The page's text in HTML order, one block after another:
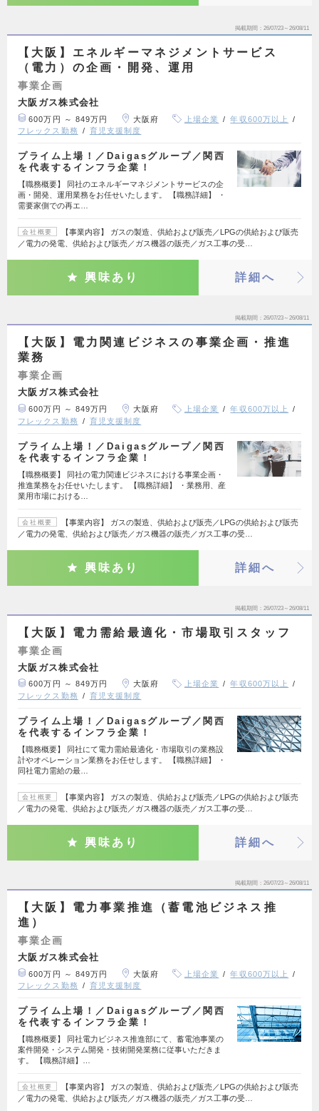
掲載期間 26/07/23～26/08/11
【大阪】エネルギーマネジメントサービス
（電力）の企画・開発、運用
事業企画
大阪ガス株式会社
600万円 ～ 849万円 大阪府 上場企業
年収600万以上
フレックス勤務
育児支援制度
プライム上場！／Daigasグループ／関西
を代表するインフラ企業！
【職務概要】 同社のエネルギーマネジメントサービスの企
画・開発、運用業務をお任せいたします。 【職務詳細】 ・
需要家側での再エ…
会社概要
【事業内容】 ガスの製造、供給および販売／LPGの供給および販売
／電力の発電、供給および販売／ガス機器の販売／ガス工事の受…
興味あり 詳細へ
掲載期間 26/07/23～26/08/11
【大阪】電力関連ビジネスの事業企画・推進
業務
事業企画
大阪ガス株式会社
600万円 ～ 849万円 大阪府 上場企業
年収600万以上
フレックス勤務
育児支援制度
プライム上場！／Daigasグループ／関西
を代表するインフラ企業！
【職務概要】 同社の電力関連ビジネスにおける事業企画・
推進業務をお任せいたします。 【職務詳細】 ・業務用、産
業用市場における…
会社概要
【事業内容】 ガスの製造、供給および販売／LPGの供給および販売
／電力の発電、供給および販売／ガス機器の販売／ガス工事の受…
興味あり 詳細へ
掲載期間 26/07/23～26/08/11
【大阪】電力需給最適化・市場取引スタッフ
事業企画
大阪ガス株式会社
600万円 ～ 849万円 大阪府 上場企業
年収600万以上
フレックス勤務
育児支援制度
プライム上場！／Daigasグループ／関西
を代表するインフラ企業！
【職務概要】 同社にて電力需給最適化・市場取引の業務設
計やオペレーション業務をお任せします。 【職務詳細】 ・
同社電力需給の最…
会社概要
【事業内容】 ガスの製造、供給および販売／LPGの供給および販売
／電力の発電、供給および販売／ガス機器の販売／ガス工事の受…
興味あり 詳細へ
掲載期間 26/07/23～26/08/11
【大阪】電力事業推進（蓄電池ビジネス推
進）
事業企画
大阪ガス株式会社
600万円 ～ 849万円 大阪府 上場企業
年収600万以上
フレックス勤務
育児支援制度
プライム上場！／Daigasグループ／関西
を代表するインフラ企業！
【職務概要】 同社電力ビジネス推進部にて、蓄電池事業の
案件開発・システム開発・技術開発業務に従事いただきま
す。 【職務詳細】…
会社概要
【事業内容】 ガスの製造、供給および販売／LPGの供給および販売
／電力の発電、供給および販売／ガス機器の販売／ガス工事の受…